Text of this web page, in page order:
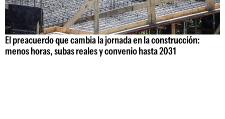
El preacuerdo que cambia la jornada en la construcción:
menos horas, subas reales y convenio hasta 2031